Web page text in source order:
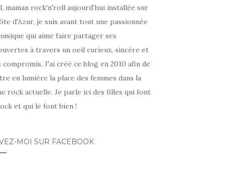
maman rock'n'roll aujourd'hui installée sur
d'Azur, je suis avant tout une passionnée
qui aime faire partager ses
à travers un oeil curieux, sincère et
compromis. J'ai créé ce blog en 2010 afin de
en lumière la place des femmes dans la
rock actuelle. Je parle ici des filles qui font
et qui le font bien !
MOI SUR FACEBOOK